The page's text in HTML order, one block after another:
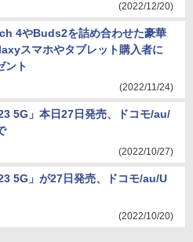
(2022/12/20)
4やBuds2を詰め合わせた豪華
スマホやタブレット購入者に
ント
(2022/11/24)
5G」本日27日発売、ドコモ/au/
(2022/10/27)
5G」が27日発売、ドコモ/au/U
(2022/10/20)